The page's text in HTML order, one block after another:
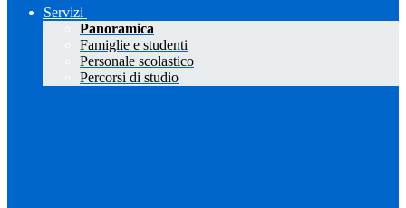
Servizi
Panoramica
Famiglie e studenti
Personale scolastico
Percorsi di studio